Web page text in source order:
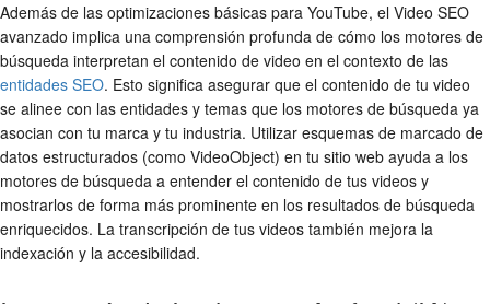
Además de las optimizaciones básicas para YouTube, el Video SEO
avanzado implica una comprensión profunda de cómo los motores de
búsqueda interpretan el contenido de video en el contexto de las
entidades SEO. Esto significa asegurar que el contenido de tu video
se alinee con las entidades y temas que los motores de búsqueda ya
asocian con tu marca y tu industria. Utilizar esquemas de marcado de
datos estructurados (como VideoObject) en tu sitio web ayuda a los
motores de búsqueda a entender el contenido de tus videos y
mostrarlos de forma más prominente en los resultados de búsqueda
enriquecidos. La transcripción de tus videos también mejora la
indexación y la accesibilidad.